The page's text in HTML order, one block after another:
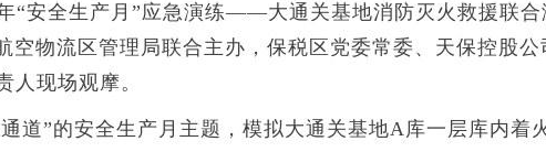
“安全生产月”应急演练——大通关基地消防灭火救援联合
物流区管理局联合主办，保税区党委常委、天保控股
人现场观摩。
”的安全生产月主题，模拟大通关基地A库一层库内着